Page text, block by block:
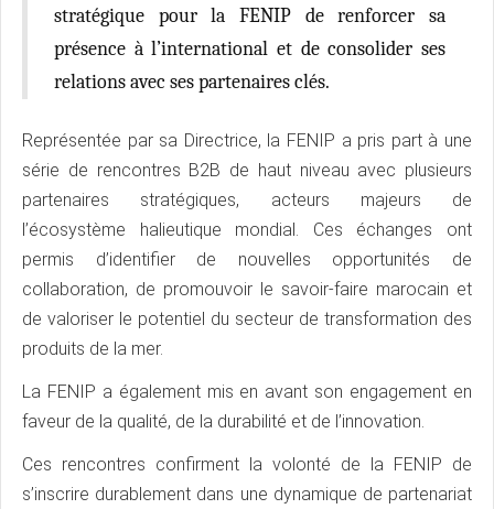
stratégique pour la FENIP de renforcer sa
présence à l’international et de consolider ses
relations avec ses partenaires clés.
Représentée par sa Directrice, la FENIP a pris part à une
série de rencontres B2B de haut niveau avec plusieurs
partenaires stratégiques, acteurs majeurs de
l’écosystème halieutique mondial. Ces échanges ont
permis d’identifier de nouvelles opportunités de
collaboration, de promouvoir le savoir-faire marocain et
de valoriser le potentiel du secteur de transformation des
produits de la mer.
La FENIP a également mis en avant son engagement en
faveur de la qualité, de la durabilité et de l’innovation.
Ces rencontres confirment la volonté de la FENIP de
s’inscrire durablement dans une dynamique de partenariat